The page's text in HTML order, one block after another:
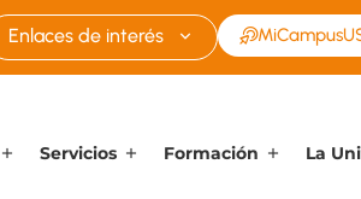
Enlaces de interés
Servicios Formación La